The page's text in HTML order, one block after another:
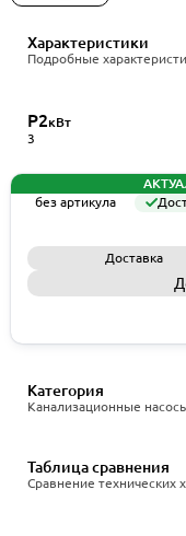
Характеристики
Подробные
P2кВт
3
без артикула
Доставка
Канализационные
Категория
Сравнение технических
Таблица сравнения